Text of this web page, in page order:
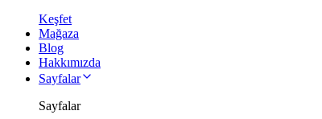
Keşfet
Mağaza
Blog
Hakkımızda
Sayfalar
Sayfalar